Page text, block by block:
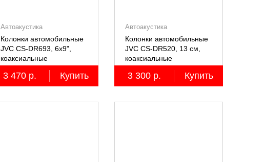
Автоакустика
Колонки автомобильные
JVC CS-DR693, 6х9",
коаксиальные
трёхполосные, 2 шт.
3 470 р. Купить
Автоакустика
Колонки автомобильные
JVC CS-DR520, 13 см,
коаксиальные
двухполосные, 2 шт.
3 300 р. Купить